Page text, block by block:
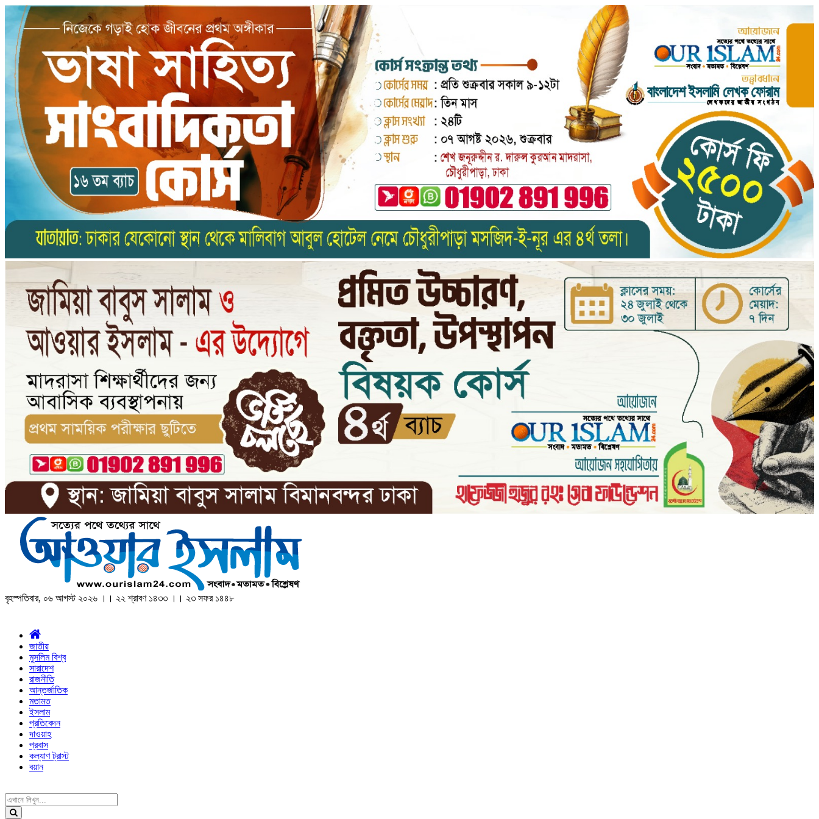
বৃহস্পতিবার, ০৬ আগস্ট ২০২৬ ।। ২২ শ্রাবণ ১৪৩৩ ।। ২৩ সফর ১৪৪৮
জাতীয়
মুসলিম বিশ্ব
সারাদেশ
রাজনীতি
আন্তর্জাতিক
মতামত
ইসলাম
প্রতিবেদন
দাওয়াহ
প্রবাস
কল্যাণ ট্রাস্ট
বয়ান